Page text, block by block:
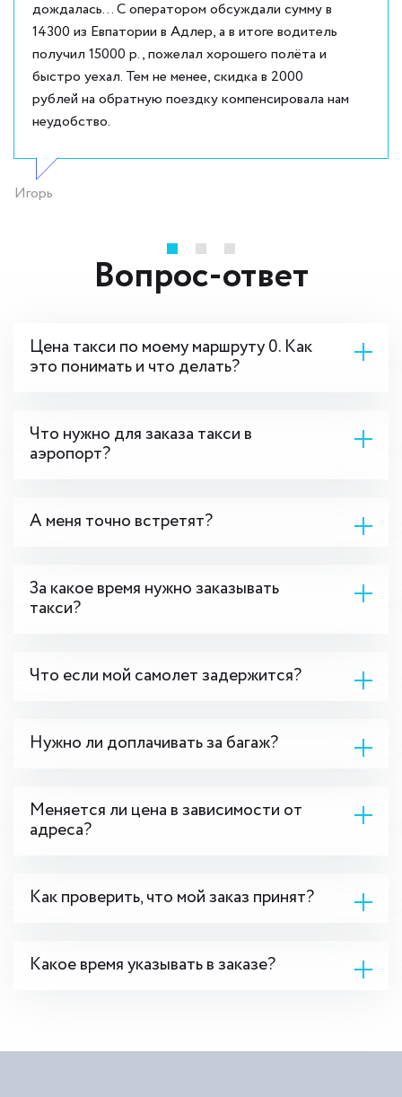
дождалась... С оператором обсуждали сумму в
14300 из Евпатории в Адлер, а в итоге водитель
получил 15000 р., пожелал хорошего полёта и
быстро уехал. Тем не менее, скидка в 2000
рублей на обратную поездку компенсировала нам
неудобство.
Игорь
Вопрос-ответ
Цена такси по моему маршруту 0. Как
это понимать и что делать?
Что нужно для заказа такси в
аэропорт?
А меня точно встретят?
За какое время нужно заказывать
такси?
Что если мой самолет задержится?
Нужно ли доплачивать за багаж?
Меняется ли цена в зависимости от
адреса?
Как проверить, что мой заказ принят?
Какое время указывать в заказе?